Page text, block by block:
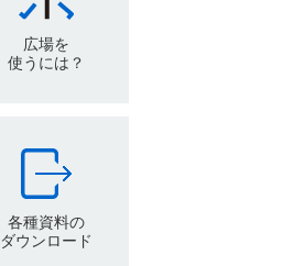
広場を
使うには？
各種資料の
ダウンロード